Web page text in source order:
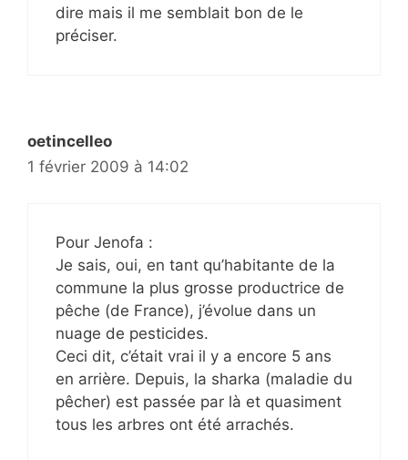
dire mais il me semblait bon de le
préciser.
oetincelleo
1 février 2009 à 14:02
Pour Jenofa :
Je sais, oui, en tant qu’habitante de la
commune la plus grosse productrice de
pêche (de France), j’évolue dans un
nuage de pesticides.
Ceci dit, c’était vrai il y a encore 5 ans
en arrière. Depuis, la sharka (maladie du
pêcher) est passée par là et quasiment
tous les arbres ont été arrachés.